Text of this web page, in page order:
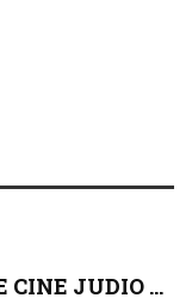
CINE JUDIO ...